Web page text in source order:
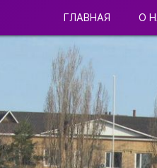
ГЛАВНАЯ О